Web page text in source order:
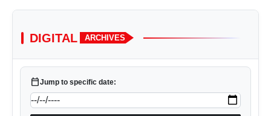
DIGITAL ARCHIVES
calendar_todayJump to specific date: